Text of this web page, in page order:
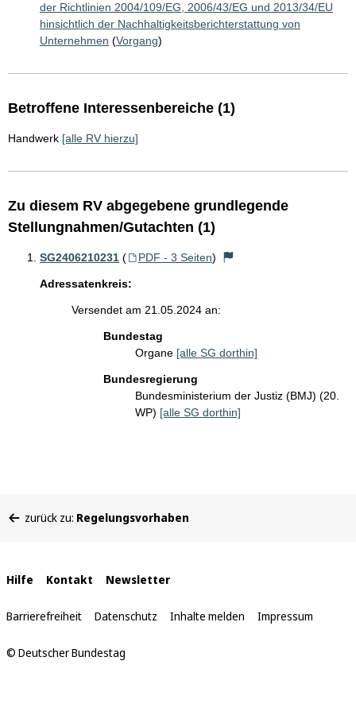
der Richtlinien 2004/109/EG, 2006/43/EG und 2013/34/EU
hinsichtlich der Nachhaltigkeitsberichterstattung von
Unternehmen (Vorgang)
Betroffene Interessenbereiche (1)
Handwerk [alle RV hierzu]
Zu diesem RV abgegebene grundlegende
Stellungnahmen/Gutachten (1)
SG2406210231 ( PDF - 3 Seiten)
Adressatenkreis:
Versendet am 21.05.2024 an:
Bundestag
Organe [alle SG dorthin]
Bundesregierung
Bundesministerium der Justiz (BMJ) (20.
WP) [alle SG dorthin]
befinden
zurück zu: Regelungsvorhaben
Interne
Links
Hilfe Kontakt Newsletter
Barrierefreiheit Datenschutz Inhalte melden Impressum
© Deutscher Bundestag